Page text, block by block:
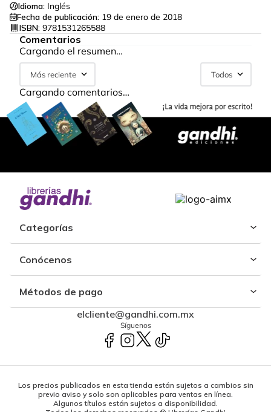
Idioma: Inglés
Fecha de publicación: 19 de enero de 2018
ISBN: 9781531265588
Comentarios
Cargando el resumen…
Más reciente Todos
Cargando comentarios…
Categorías
Conócenos
Métodos de pago
elcliente@gandhi.com.mx
Síguenos
Los precios publicados en esta tienda están sujetos a cambios sin
previo aviso y solo son aplicables para ventas en línea.
Algunos títulos están sujetos a disponibilidad.